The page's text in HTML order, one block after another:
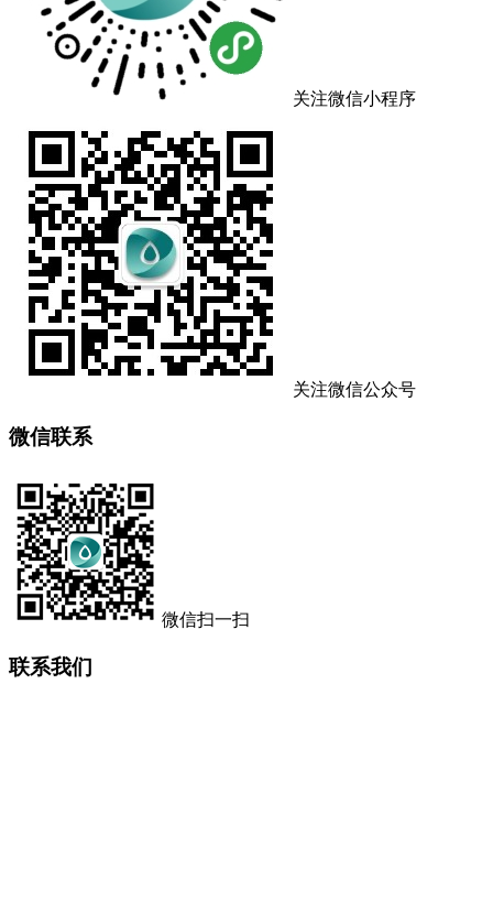
关注微信小程序
关注微信公众号
微信联系
微信扫一扫
联系我们